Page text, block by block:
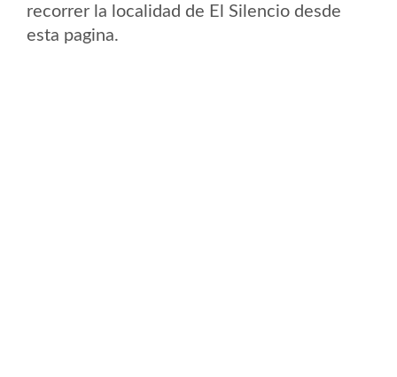
recorrer la localidad de El Silencio desde
esta pagina.